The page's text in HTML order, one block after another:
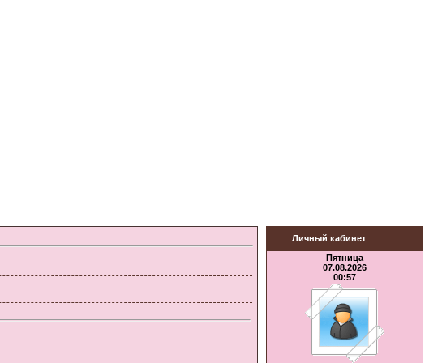
Личный кабинет
Пятница
07.08.2026
00:57